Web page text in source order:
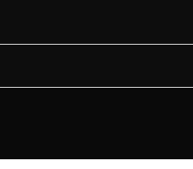
Mitsubishi Electric
Systemair